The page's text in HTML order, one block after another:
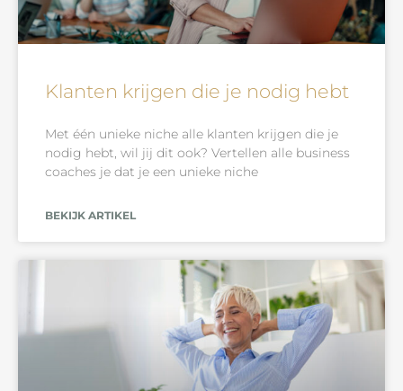
Klanten krijgen die je nodig hebt
Met één unieke niche alle klanten krijgen die je
nodig hebt, wil jij dit ook? Vertellen alle business
coaches je dat je een unieke niche
BEKIJK ARTIKEL